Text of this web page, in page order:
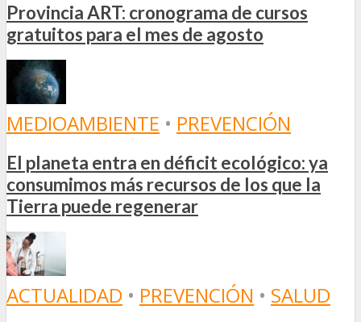
Provincia ART: cronograma de cursos
gratuitos para el mes de agosto
MEDIOAMBIENTE • PREVENCIÓN
El planeta entra en déficit ecológico: ya
consumimos más recursos de los que la
Tierra puede regenerar
ACTUALIDAD • PREVENCIÓN • SALUD